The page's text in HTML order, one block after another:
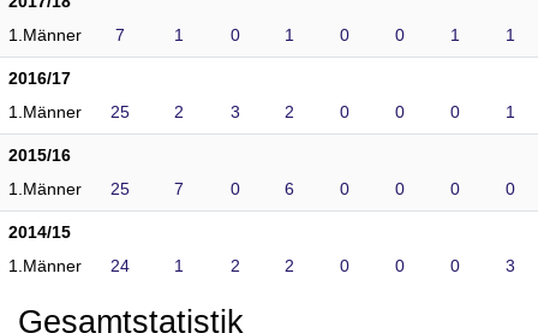
1.Männer
7 1 0 1 0 0 1 1
2016/17
1.Männer
25 2 3 2 0 0 0 1
2015/16
1.Männer
25 7 0 6 0 0 0 0
2014/15
1.Männer
24 1 2 2 0 0 0 3
Gesamtstatistik